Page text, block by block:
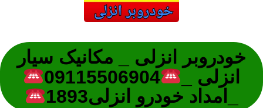
خودروبر انزلی _ مکانیک سیار
انزلی _
09115506904
_امداد خودرو انزلی1893